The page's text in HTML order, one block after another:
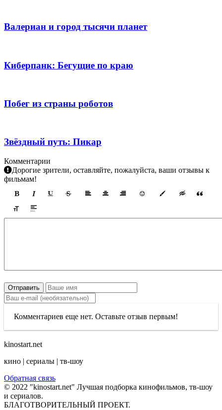
Валериан и город тысячи планет
Киберпанк: Бегущие по краю
Побег из страны роботов
Звёздный путь: Пикар
Комментарии
Дорогие зрители, оставляйте, пожалуйста, ваши отзывы к
фильмам!
Отправить
Комментариев еще нет. Оставьте отзыв первым!
kinostart.net
кино | сериалы | тв-шоу
Обратная связь
© 2022 "kinostart.net" Лучшая подборка кинофильмов, тв-шоу
и сериалов.
БЛАГОТВОРИТЕЛЬНЫЙ ПРОЕКТ.